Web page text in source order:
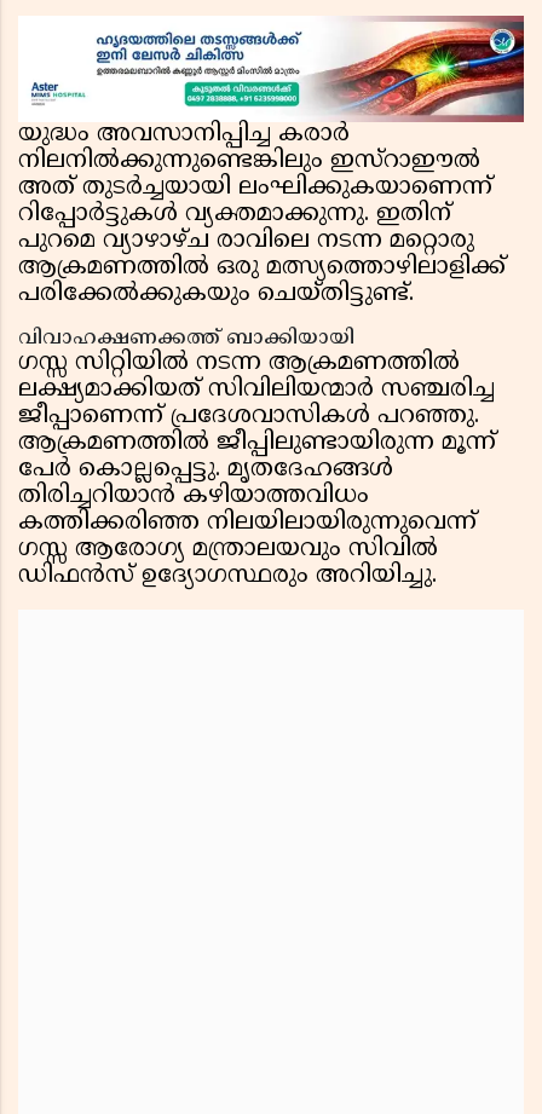
യുദ്ധം അവസാനിപ്പിച്ച കരാർ
നിലനിൽക്കുന്നുണ്ടെങ്കിലും ഇസ്റാഈൽ
അത് തുടർച്ചയായി ലംഘിക്കുകയാണെന്ന്
റിപ്പോർട്ടുകൾ വ്യക്തമാക്കുന്നു. ഇതിന്
പുറമെ വ്യാഴാഴ്ച രാവിലെ നടന്ന മറ്റൊരു
ആക്രമണത്തിൽ ഒരു മത്സ്യത്തൊഴിലാളിക്ക്
പരിക്കേൽക്കുകയും ചെയ്തിട്ടുണ്ട്.
വിവാഹക്ഷണക്കത്ത് ബാക്കിയായി
ഗസ്സ സിറ്റിയിൽ നടന്ന ആക്രമണത്തിൽ
ലക്ഷ്യമാക്കിയത് സിവിലിയന്മാർ സഞ്ചരിച്ച
ജീപ്പാണെന്ന് പ്രദേശവാസികൾ പറഞ്ഞു.
ആക്രമണത്തിൽ ജീപ്പിലുണ്ടായിരുന്ന മൂന്ന്
പേർ കൊല്ലപ്പെട്ടു. മൃതദേഹങ്ങൾ
തിരിച്ചറിയാൻ കഴിയാത്തവിധം
കത്തിക്കരിഞ്ഞ നിലയിലായിരുന്നുവെന്ന്
ഗസ്സ ആരോഗ്യ മന്ത്രാലയവും സിവിൽ
ഡിഫൻസ് ഉദ്യോഗസ്ഥരും അറിയിച്ചു.